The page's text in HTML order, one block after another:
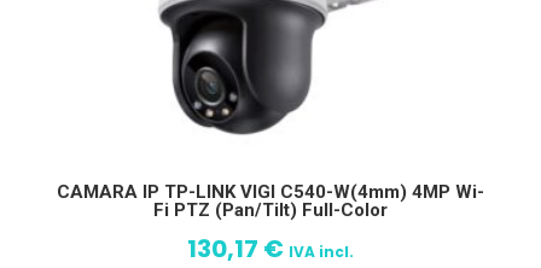
CAMARA IP TP-LINK VIGI C540-W(4mm) 4MP Wi-
Fi PTZ (Pan/Tilt) Full-Color
130,17 € IVA incl.